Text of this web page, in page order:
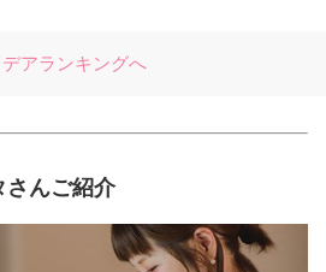
アランキングへ
さんご紹介